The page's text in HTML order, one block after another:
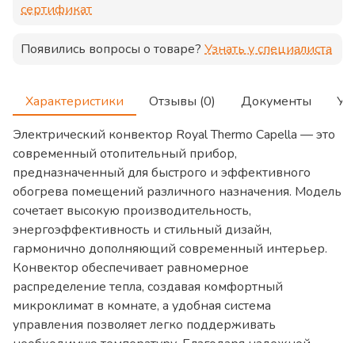
сертификат
Появились вопросы о товаре? Узнать у специалиста
Характеристики Отзывы (0) Документы
Электрический конвектор Royal Thermo Capella — это
современный отопительный прибор,
предназначенный для быстрого и эффективного
обогрева помещений различного назначения. Модель
сочетает высокую производительность,
энергоэффективность и стильный дизайн,
гармонично дополняющий современный интерьер.
Конвектор обеспечивает равномерное
распределение тепла, создавая комфортный
микроклимат в комнате, а удобная система
управления позволяет легко поддерживать